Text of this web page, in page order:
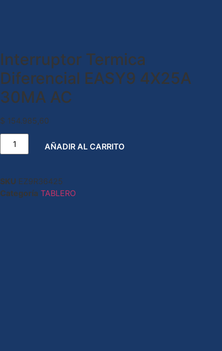
Interruptor Termica
Diferencial EASY9 4X25A
30MA AC
$ 154.985,60
AÑADIR AL CARRITO
SKU EZ9R36425
Categoría TABLERO